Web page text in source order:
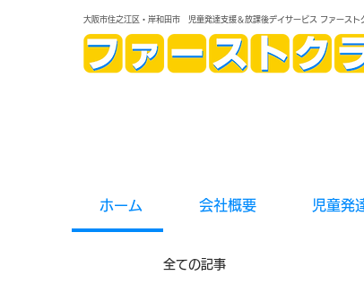
大阪市住之江区・岸和田市 児童発達支援＆放課後デイサービス ファースト
ホーム 会社概要 児童発
全ての記事